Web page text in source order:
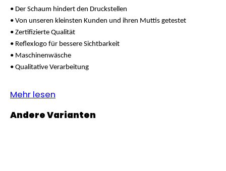
• Der Schaum hindert den Druckstellen
• Von unseren kleinsten Kunden und ihren Muttis getestet
• Zertifizierte Qualität
• Reflexlogo für bessere Sichtbarkeit
• Maschinenwäsche
• Qualitative Verarbeitung
Mehr lesen
KINDERWAGENUNTERLAGE
OUTLAST®
-
GRAU
MELIERT
€43,35